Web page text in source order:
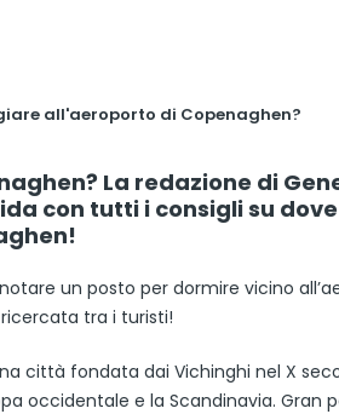
all'aeroporto di Copenaghen?
La redazione di
con tutti i consigli su
un posto per dormire vicino
tra i turisti!
città fondata dai Vichinghi nel X
occidentale e la Scandinavia. Gran